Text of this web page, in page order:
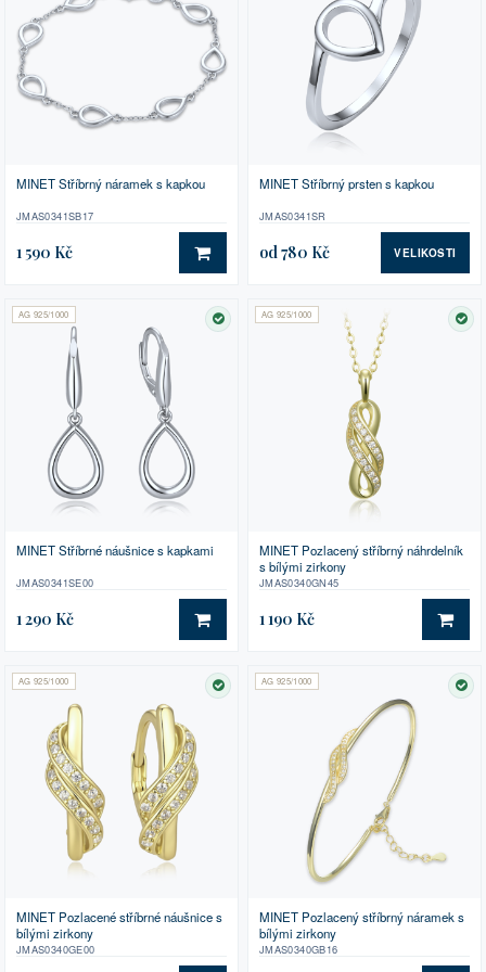
MINET Stříbrný náramek s kapkou
JMAS0341SB17
1 590 Kč DO KOŠÍKU
MINET Stříbrný prsten s kapkou
JMAS0341SR
od 780 Kč VELIKOSTI
AG 925/1000
SKLADEM
MINET Stříbrné náušnice s kapkami
JMAS0341SE00
1 290 Kč DO KOŠÍKU
AG 925/1000
MINET Pozlacený stříbrný náhrdelník
s bílými zirkony
JMAS0340GN45
1 190 Kč DO
AG 925/1000
SKLADEM
MINET Pozlacené stříbrné náušnice s
bílými zirkony
JMAS0340GE00
AG 925/1000
MINET Pozlacený stříbrný náramek s
bílými zirkony
JMAS0340GB16